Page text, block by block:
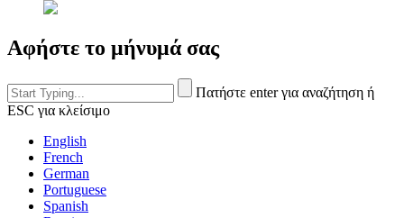
Αφήστε το μήνυμά σας
Πατήστε enter για αναζήτηση ή
ESC για κλείσιμο
English
French
German
Portuguese
Spanish